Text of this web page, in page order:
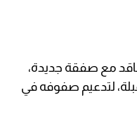
مع صفقة جديدة،
لتدعيم صفوفه في